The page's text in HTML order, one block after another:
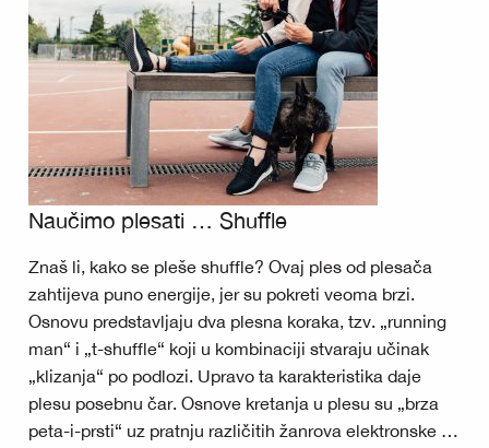
Naučimo plesati … Shuffle
Znaš li, kako se pleše shuffle? Ovaj ples od plesača
zahtijeva puno energije, jer su pokreti veoma brzi.
Osnovu predstavljaju dva plesna koraka, tzv. „running
man“ i „t-shuffle“ koji u kombinaciji stvaraju učinak
„klizanja“ po podlozi. Upravo ta karakteristika daje
plesu posebnu čar. Osnove kretanja u plesu su „brza
peta-i-prsti“ uz pratnju različitih žanrova elektronske …